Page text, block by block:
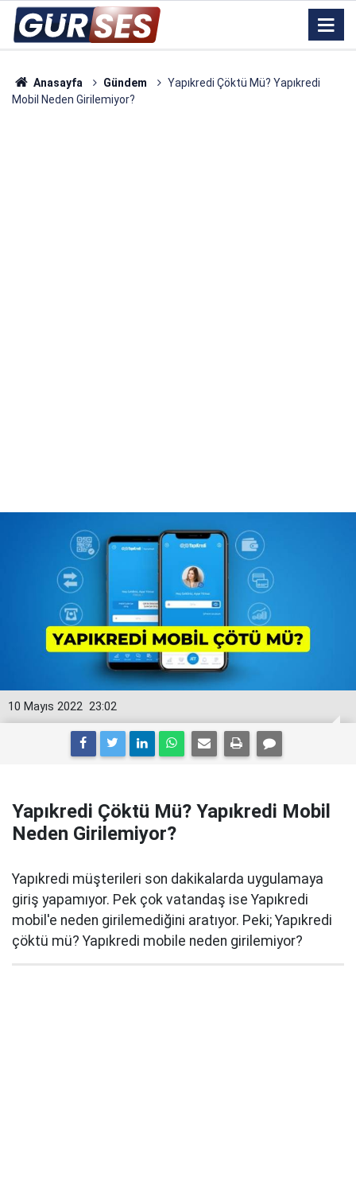
Anasayfa Gündem
Yapıkredi Çöktü Mü? Yapıkredi
Mobil Neden Girilemiyor?
23:02
10 Mayıs 2022
Yapıkredi Çöktü Mü? Yapıkredi Mobil
Neden Girilemiyor?
Yapıkredi müşterileri son dakikalarda uygulamaya
giriş yapamıyor. Pek çok vatandaş ise Yapıkredi
mobil'e neden girilemediğini aratıyor. Peki; Yapıkredi
çöktü mü? Yapıkredi mobile neden girilemiyor?